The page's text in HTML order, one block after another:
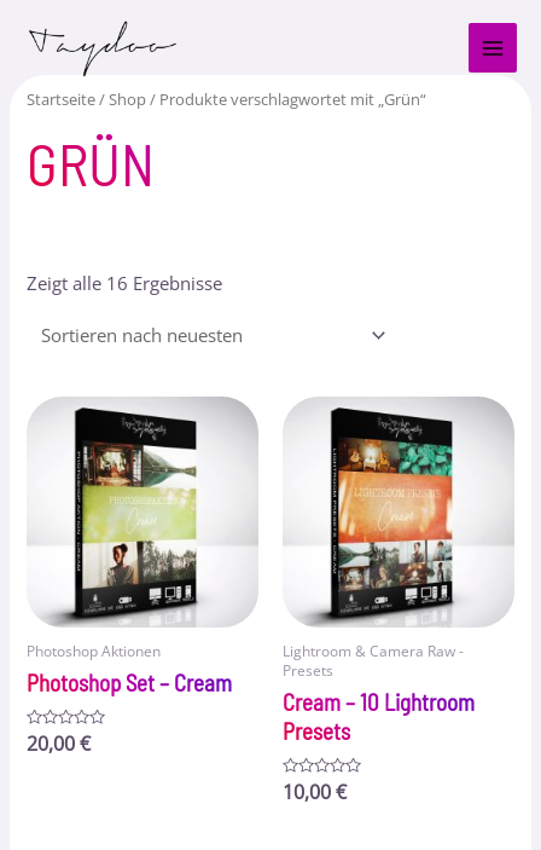
Inhalt
Startseite/Shop/ Produkte verschlagwortet mit „Grün“
GRÜN
Zeigt alle 16 Ergebnisse
Photoshop Aktionen
Photoshop Set – Cream
Bewertet
mit
20,00€
Lightroom & Camera Raw -
Presets
Cream – 10 Lightroom
Presets
Bewertet
mit
10,00€